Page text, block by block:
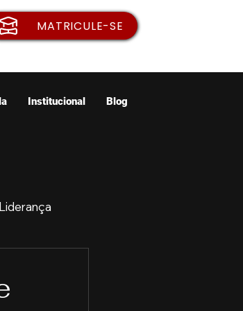
MATRICULE-SE
Institucional Blog
Liderança